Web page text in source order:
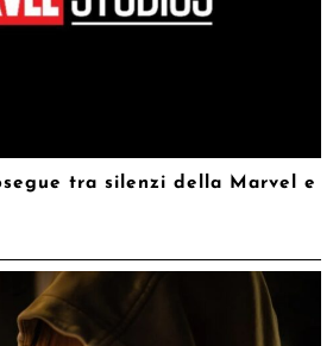
tra silenzi della Marvel e